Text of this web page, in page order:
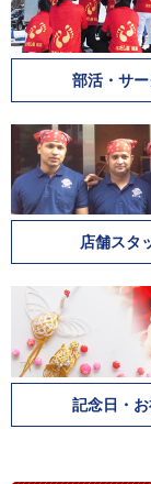
部活・サ
店舗スタ
記念日・